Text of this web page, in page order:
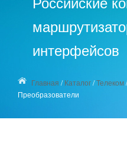
интерфейсов
Главная /Каталог/Телеком
Преобразователи